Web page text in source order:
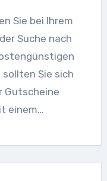
Suche nach
Sie sich
Gutscheine
einem…